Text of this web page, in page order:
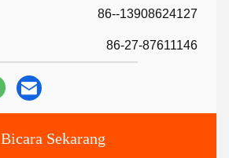
86--13908624127
86-27-87611146
Bicara Sekarang